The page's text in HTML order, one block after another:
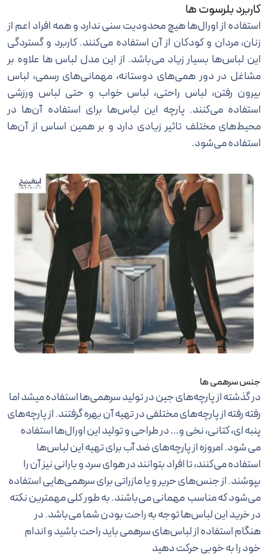
کاربرد بلرسوت ها
استفاده از اورال‌ها هیچ محدودیت سنی ندارد و همه افراد اعم از
زنان، مردان و کودکان از آن استفاده می‌کنند. کاربرد و گستردگی
این لباس‌ها بسیار زیاد می‌باشد. از این مدل لباس ها علاوه بر
مشاغل در دور همی‌های دوستانه، مهمانی‌های رسمی، لباس
بیرون رفتن، لباس راحتی، لباس خواب و حتی لباس ورزشی
استفاده می‌کنند. پارچه این لباس‌ها برای استفاده آن‌ها در
محیط‌های مختلف تاثیر زیادی دارد و بر همین اساس از آن‌ها
استفاده می‌شود.
جنس سرهمی ها
در گذشته از پارچه‌های جین در تولید سرهمی‌ها استفاده میشد اما
رفته رفته از پارچه‌های مختلفی در تهیه آن بهره گرفتند. از پارچه‌های
پنبه ای، کتانی، نخی و… در طراحی و تولید این اورال‌ها استفاده
می شود. امروزه از پارچه‌های ضد آب برای تهیه این لباس‌ها
استفاده می‌کنند، تا افراد بتوانند در هوای سرد و بارانی نیز آن را
بپوشند. از جنس‌های حریر و یا مازراتی برای سرهمی‌هایی استفاده
می‌شود که مناسب مهمانی می‌باشند. به طور کلی مهمترین نکته
در خرید این لباس‌ها توجه به راحت بودن شما می‌باشد. در
هنگام استفاده از لباس‌های سرهمی باید راحت باشید و اندام
خود را به خوبی حرکت دهید